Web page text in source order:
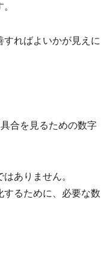
すればよいかが見えに
合を見るための数字
ありません。
するために、必要な数